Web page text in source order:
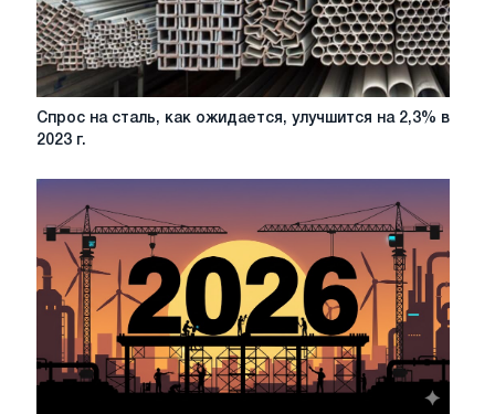
Спрос
на
как
ожидается,
улучшится
2,3%
в
2023
Спрос на сталь, как ожидается, улучшится на 2,3% в
2023 г.